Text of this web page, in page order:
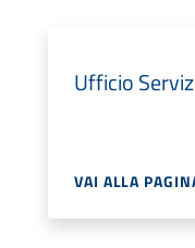
Ufficio
VAI ALLA